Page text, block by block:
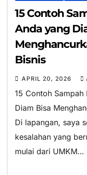
15 Contoh
Anda yang
Bisnis
APRIL 20, 2026
15 Contoh
Diam Bisa
Di lapangan, saya
kesalahan yang
mulai dari UMKM…